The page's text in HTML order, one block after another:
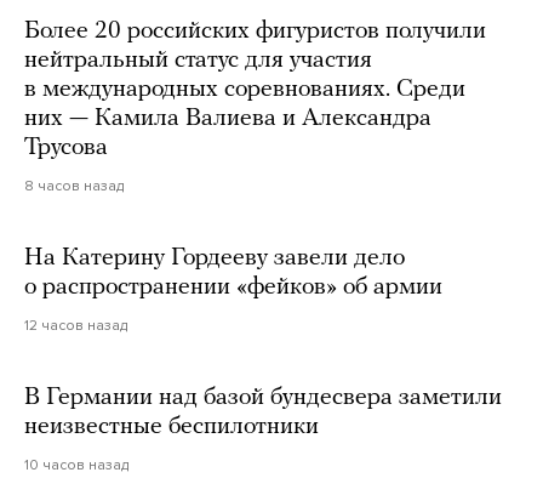
Более 20 российских фигуристов получили
нейтральный статус для участия
в международных соревнованиях. Среди
них — Камила Валиева и Александра
Трусова
8 часов назад
На Катерину Гордееву завели дело
о распространении «фейков» об армии
12 часов назад
В Германии над базой бундесвера заметили
неизвестные беспилотники
10 часов назад